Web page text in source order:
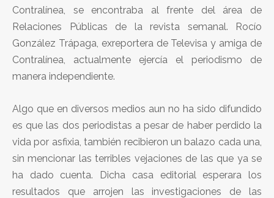
Contralínea, se encontraba al frente del área de
Relaciones Públicas de la revista semanal. Rocío
González Trápaga, exreportera de Televisa y amiga de
Contralínea, actualmente ejercía el periodismo de
manera independiente.
Algo que en diversos medios aun no ha sido difundido
es que las dos periodistas a pesar de haber perdido la
vida por asfixia, también recibieron un balazo cada una,
sin mencionar las terribles vejaciones de las que ya se
ha dado cuenta. Dicha casa editorial esperara los
resultados que arrojen las investigaciones de las